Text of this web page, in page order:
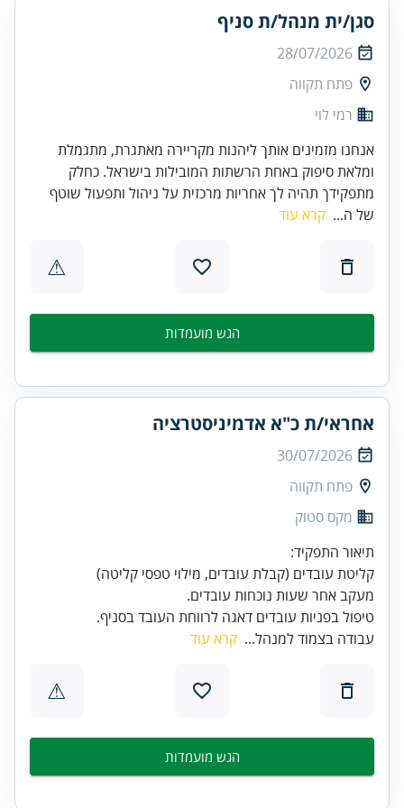
סגן/ית מנהל/ת סניף
28/07/2026
פתח תקווה
רמי לוי
אנחנו מזמינים אותך ליהנות מקריירה מאתגרת, מתגמלת
ומלאת סיפוק באחת הרשתות המובילות בישראל. כחלק
מתפקידך תהיה לך אחריות מרכזית על ניהול ותפעול שוטף
של ה... קרא עוד
⚠
הגש מועמדות
אחראי/ת כ"א אדמיניסטרציה
30/07/2026
פתח תקווה
מקס סטוק
טיפול בפניות עובדים דאגה לרווחת העובד בסניף.
עבודה בצמוד למנהל... קרא עוד
⚠
הגש מועמדות